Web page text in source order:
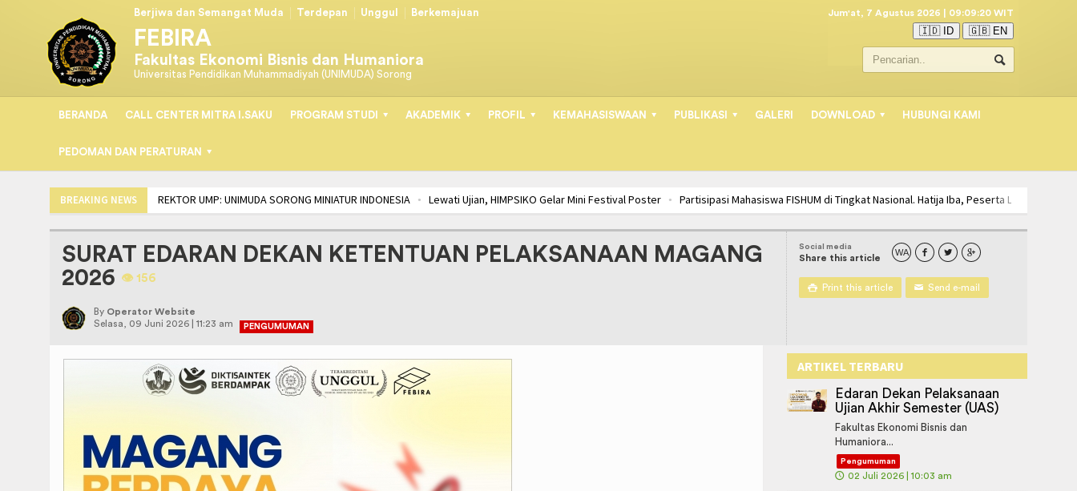
Berjiwa dan Semangat Muda Terdepan Unggul Berkemajuan
FEBIRA
Fakultas Ekonomi Bisnis dan Humaniora
Universitas Pendidikan Muhammadiyah (UNIMUDA) Sorong
Jum'at, 7 Agustus 2026 | 09:09:21 WIT
🇮🇩 ID 🇬🇧 EN
BERANDA CALL CENTER MITRA I.SAKU PROGRAM STUDI AKADEMIK PROFIL KEMAHASISWAAN PUBLIKASI GALERI DOWNLOAD HUBUNGI KAMI
PEDOMAN DAN PERATURAN
BREAKING NEWS REKTOR UMP: UNIMUDA SORONG MINIATUR INDONESIA Lewati Ujian, HIMPSIKO Gelar Mini Festival Poster
Partisipasi Mahasiswa FISHUM di Tingkat Nasional. Hatija Iba, Peserta Lomba
Social media
Share this article
WA   
 Print this article ✉ Send e-mail
SURAT EDARAN DEKAN KETENTUAN PELAKSANAAN MAGANG
2026 👁️️ 156
By Operator Website
Selasa, 09 Juni 2026 | 11:23 am
PENGUMUMAN
ARTIKEL TERBARU
Edaran Dekan Pelaksanaan
Ujian Akhir Semester (UAS)
Fakultas Ekonomi Bisnis dan
Humaniora...
Pengumuman
🕔 02 Juli 2026 | 10:03 am